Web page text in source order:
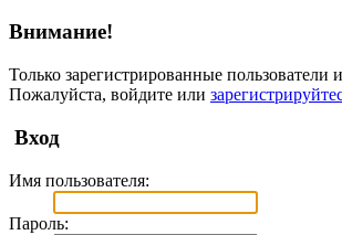
Внимание!
Только зарегистрированные пользователи
Пожалуйста, войдите или
Вход
Имя пользователя:
Пароль: